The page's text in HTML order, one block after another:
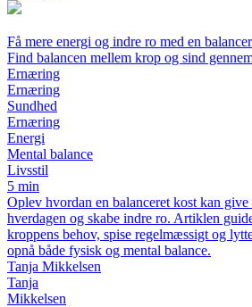
Få mere energi og indre ro med en
Find balancen mellem krop og sind
Ernæring
Ernæring
Sundhed
Ernæring
Energi
Mental balance
Livsstil
5 min
Oplev hvordan en balanceret kost kan
hverdagen og skabe indre ro. Artiklen
kroppens behov, spise regelmæssigt og
opnå både fysisk og mental balance.
Tanja Mikkelsen
Tanja
Mikkelsen